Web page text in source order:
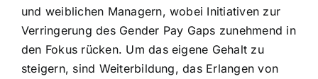
und weiblichen Managern, wobei Initiativen zur
Verringerung des Gender Pay Gaps zunehmend in
den Fokus rücken. Um das eigene Gehalt zu
steigern, sind Weiterbildung, das Erlangen von